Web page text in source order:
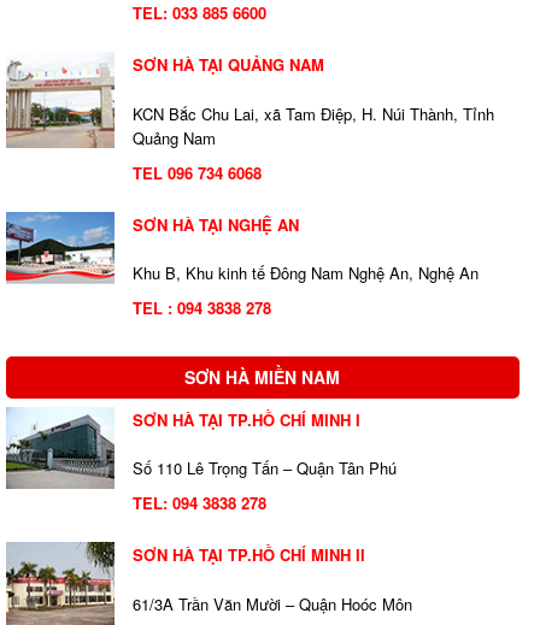
TEL: 033 885 6600
SƠN HÀ TẠI QUẢNG NAM
KCN Bắc Chu Lai, xã Tam Điệp, H. Núi Thành, Tỉnh
Quảng Nam
TEL 096 734 6068
SƠN HÀ TẠI NGHỆ AN
Khu B, Khu kinh tế Đông Nam Nghệ An, Nghệ An
TEL : 094 3838 278
SƠN HÀ MIỀN NAM
SƠN HÀ TẠI TP.HỒ CHÍ MINH I
Số 110 Lê Trọng Tấn – Quận Tân Phú
TEL: 094 3838 278
SƠN HÀ TẠI TP.HỒ CHÍ MINH II
61/3A Trần Văn Mười – Quận Hoóc Môn